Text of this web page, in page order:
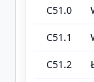
C51.0
C51.1
C51.2